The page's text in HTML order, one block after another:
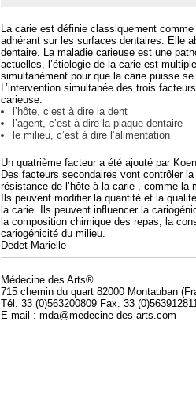
La carie est définie classiquement
adhérant sur les surfaces dentaires. Elle
dentaire. La maladie carieuse est une
actuelles, l’étiologie de la carie est
simultanément pour que la carie puisse se
L’intervention simultanée des trois
carieuse.
l’hôte, c’est à dire la dent
l’agent, c’est à dire la plaque dentaire
le milieu, c’est à dire l’alimentation
Un quatrième facteur a été ajouté par
Des facteurs secondaires vont contrôler
résistance de l’hôte à la carie , comme la
Ils peuvent modifier la quantité et la
la carie. Ils peuvent influencer la
la composition chimique des repas, la
cariogénicité du milieu.
Dedet Marielle
Médecine des Arts®
715 chemin du quart 82000 Montauban
Tél. 33 (0)563200809 Fax. 33
E-mail : mda@medecine-des-arts.com